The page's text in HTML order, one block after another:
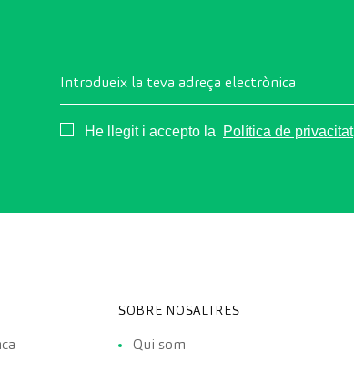
Introdueix la teva adreça electrònica
Consentimiento
He llegit i accepto la Política de privacitat
SOBRE NOSALTRES
Qui som